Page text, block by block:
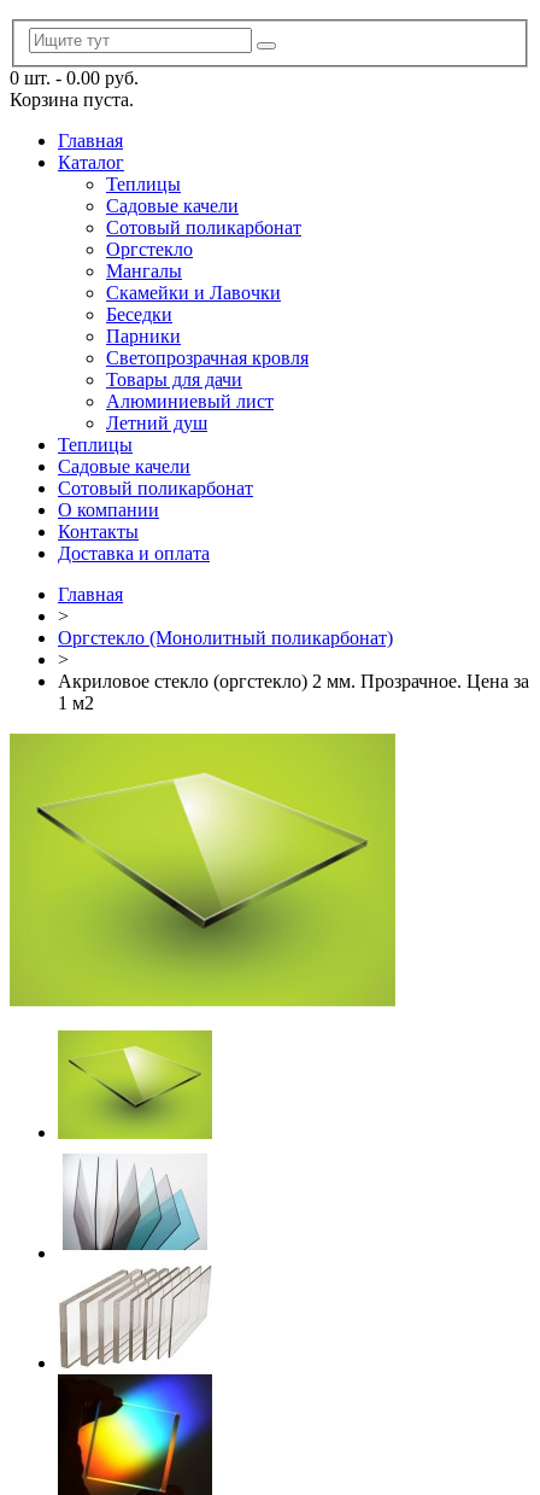
0 шт. - 0.00 руб.
Корзина пуста.
Главная
Каталог
Теплицы
Садовые качели
Сотовый поликарбонат
Оргстекло
Мангалы
Скамейки и Лавочки
Беседки
Парники
Светопрозрачная кровля
Товары для дачи
Алюминиевый лист
Летний душ
Теплицы
Садовые качели
Сотовый поликарбонат
О компании
Контакты
Доставка и оплата
Главная
>
Оргстекло (Монолитный поликарбонат)
>
Акриловое стекло (оргстекло) 2 мм. Прозрачное. Цена за
1 м2